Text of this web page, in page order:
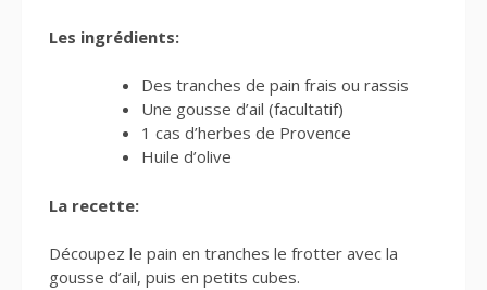
Les ingrédients:
Des tranches de pain frais ou rassis
Une gousse d’ail (facultatif)
1 cas d’herbes de Provence
Huile d’olive
La recette:
Découpez le pain en tranches le frotter avec la
gousse d’ail, puis en petits cubes.